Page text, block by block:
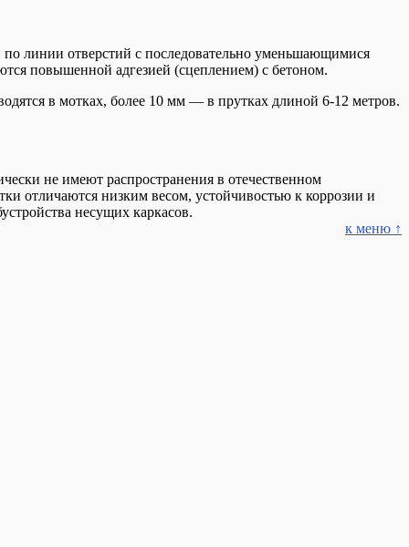
линии отверстий с последовательно уменьшающимися
повышенной адгезией (сцеплением) с бетоном.
в мотках, более 10 мм — в прутках длиной 6-12 метров.
не имеют распространения в отечественном
отличаются низким весом, устойчивостью к коррозии и
несущих каркасов.
к меню ↑